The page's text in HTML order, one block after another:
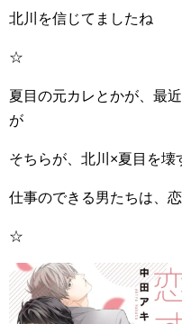
北川を信じてましたね
☆
夏目の元カレとかが、最
が
そちらが、北川×夏目を壊
仕事のできる男たちは、
☆